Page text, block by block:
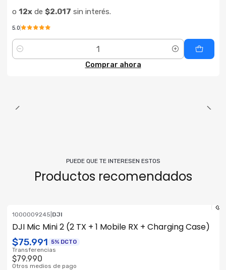
o 12xde $2.017 sin interés.
5.0
Cantidad
Comprar ahora
PUEDE QUE TE INTERESEN ESTOS
Productos recomendados
1000009245 DJI
DJI Mic Mini 2 (2 TX + 1 Mobile RX + Charging Case)
$75.991 5% DCTO
Transferencias
$79.990
Otros medios de pago